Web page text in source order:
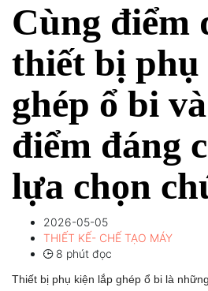
Cùng điểm
thiết bị phụ
ghép ổ bi
điểm đáng
lựa chọn
2026-05-05
THIẾT KẾ- CHẾ TẠO MÁY
8 phút đọc
Thiết bị phụ kiện lắp ghép ổ bi là